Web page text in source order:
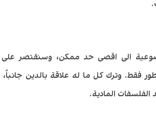
الى اقصى حد ممكن، وسنقتصر
فقط. وترك كل ما له علاقة بالدين جانباً،
الفلسفات المادية.